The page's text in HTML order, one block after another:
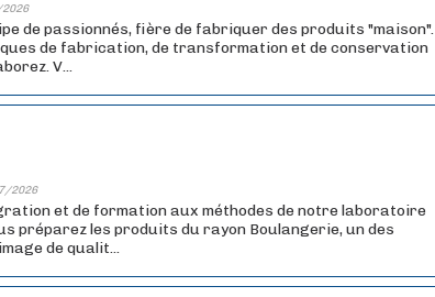
de passionnés, fière de fabriquer des produits "maison".
de fabrication, de transformation et de conservation
V...
2026
et de formation aux méthodes de notre laboratoire
préparez les produits du rayon Boulangerie, un des
de qualit...